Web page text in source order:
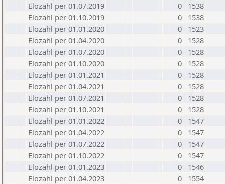
Elozahl per 01.07.2019
0
1538
Elozahl per 01.10.2019
0
1538
Elozahl per 01.01.2020
0
1523
Elozahl per 01.04.2020
0
1528
Elozahl per 01.07.2020
0
1528
Elozahl per 01.10.2020
0
1528
Elozahl per 01.01.2021
0
1528
Elozahl per 01.04.2021
0
1528
Elozahl per 01.07.2021
0
1528
Elozahl per 01.10.2021
0
1528
Elozahl per 01.01.2022
0
1547
Elozahl per 01.04.2022
0
1547
Elozahl per 01.07.2022
0
1547
Elozahl per 01.10.2022
0
1547
Elozahl per 01.01.2023
0
1546
Elozahl per 01.04.2023
0
1554